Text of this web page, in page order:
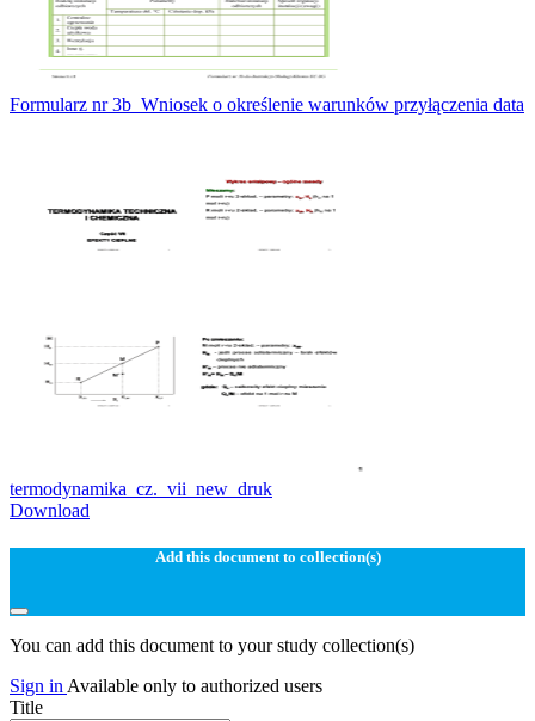
Formularz nr 3b_Wniosek o określenie warunków przyłączenia data
termodynamika_cz._vii_new_druk
Download
Add this document to collection(s)
You can add this document to your study collection(s)
Sign in Available only to authorized users
Title